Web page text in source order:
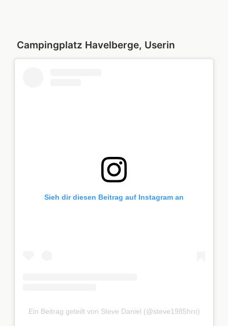
Campingplatz Havelberge, Userin
Sieh dir diesen Beitrag auf Instagram an
Ein Beitrag geteilt von Steve Daniel (@steve1985hro)